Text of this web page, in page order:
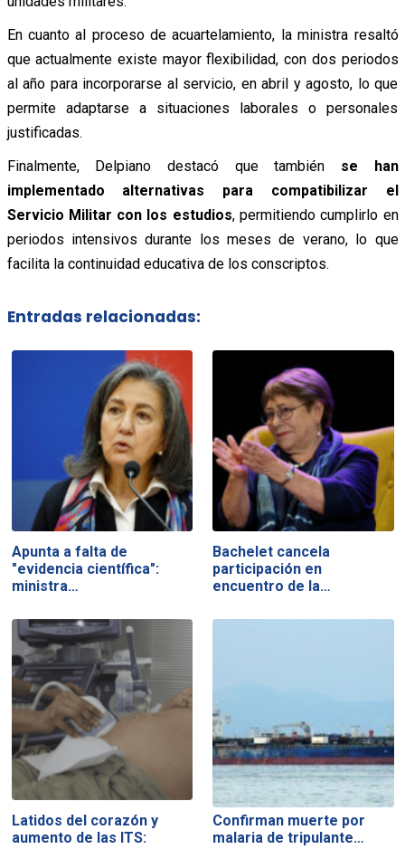
En cuanto al proceso de acuartelamiento, la ministra resaltó
que actualmente existe mayor flexibilidad, con dos periodos
al año para incorporarse al servicio, en abril y agosto, lo que
permite adaptarse a situaciones laborales o personales
justificadas.
Finalmente, Delpiano destacó que también se han
implementado alternativas para compatibilizar el
Servicio Militar con los estudios, permitiendo cumplirlo en
periodos intensivos durante los meses de verano, lo que
facilita la continuidad educativa de los conscriptos.
Entradas relacionadas:
Apunta a falta de
"evidencia científica":
ministra…
Bachelet cancela
participación en
encuentro de la…
Latidos del corazón y
aumento de las ITS:
Confirman muerte por
malaria de tripulante…